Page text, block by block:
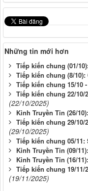
Những tin mới hơn
Tiếp kiến chung (01/
Tiếp kiến chung (8/
Tiếp kiến chung 15/10
Tiếp kiến chung 22/
(22/10/2025)
Kinh Truyền Tin (26/
Tiếp kiến chung 29/
(29/10/2025)
Tiếp kiến chung 05/
Kinh Truyền Tin (09/
Kinh Truyền Tin (16/
Tiếp kiến chung 19/
(19/11/2025)